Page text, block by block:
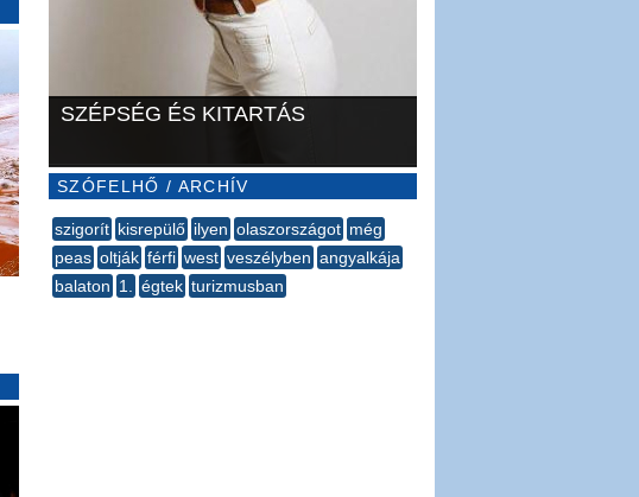
SZÉPSÉG ÉS KITARTÁS
SZÓFELHŐ / ARCHÍV
szigorít kisrepülő ilyen olaszországot még
peas oltják férfi west veszélyben angyalkája
balaton 1. égtek turizmusban